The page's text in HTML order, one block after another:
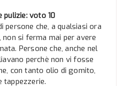
pulizie: voto 10
persone che, a qualsiasi ora
si ferma mai per avere
Persone che, anche nel
perchè non vi fosse
con tanto olio di gomito,
tappezzerie.